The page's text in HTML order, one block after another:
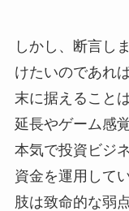
しかし、断言し
けたいのであれ
末に据えること
延長やゲーム感
本気で投資ビジ
資金を運用して
肢は致命的な弱